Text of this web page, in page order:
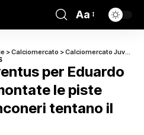
Aa
>Calciomercato >Calciomercato Juventus
per Eduardo
le piste
tentano il